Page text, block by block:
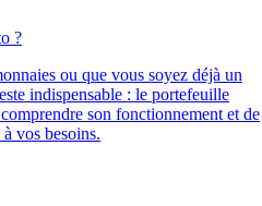
?
ou que vous soyez déjà un
indispensable : le portefeuille
son fonctionnement et de
vos besoins.